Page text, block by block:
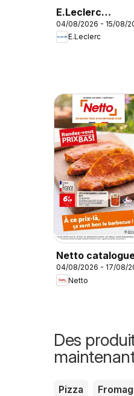
E.Leclerc
catalogue
04/08/2026 - 15/08/
E.Leclerc
Netto
04/08/2026 - 17/08/
Netto
Des
Pizza